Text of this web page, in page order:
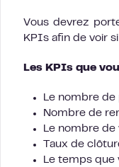
Vous devrez
KPIs afin de voir
Les KPIs que
Le nombre
Nombre de
Le nombre de
Taux de
Le temps que